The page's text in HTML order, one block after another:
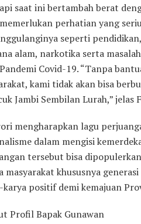
saat ini bertambah berat
perhatian yang
seperti
alam, narkotika serta
Covid-19. “Tanpa
kami tidak akan bisa
Jambi Sembilan Lurah,” jelas
mengharapkan lagu
dalam mengisi
tersebut bisa
masyarakat khususnya
karya positif demi kemajuan
Profil Bapak Gunawan